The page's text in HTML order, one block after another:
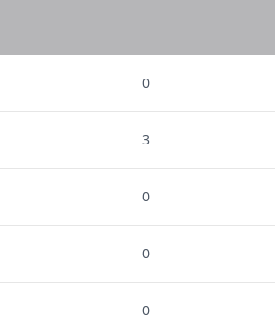
0
3
0
0
0